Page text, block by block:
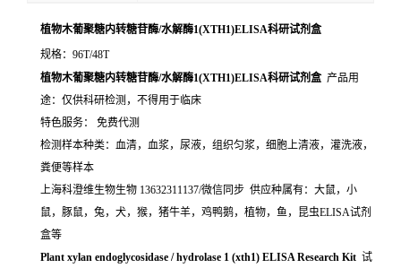
植物木葡聚糖内转糖苷酶/水解酶1(XTH1)ELISA科研试剂盒
规格：96T/48T
植物木葡聚糖内转糖苷酶/水解酶1(XTH1)ELISA科研试剂盒 产品用
途：仅供科研检测，不得用于临床
特色服务： 免费代测
检测样本种类：血清，血浆，尿液，组织匀浆，细胞上清液，灌洗液，
粪便等样本
上海科澄维生物生物 13632311137/微信同步 供应种属有：大鼠，小
鼠，豚鼠，兔，犬，猴，猪牛羊，鸡鸭鹅，植物，鱼，昆虫ELISA试剂
盒等
Plant xylan endoglycosidase / hydrolase 1 (xth1) ELISA Research Kit 试